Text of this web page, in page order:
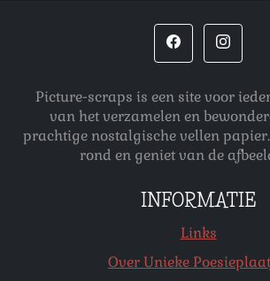
Picture-scraps is een site voor
van het verzamelen en
prachtige nostalgische vellen
rond en geniet van de
INFORMATIE
Links
Over Unieke